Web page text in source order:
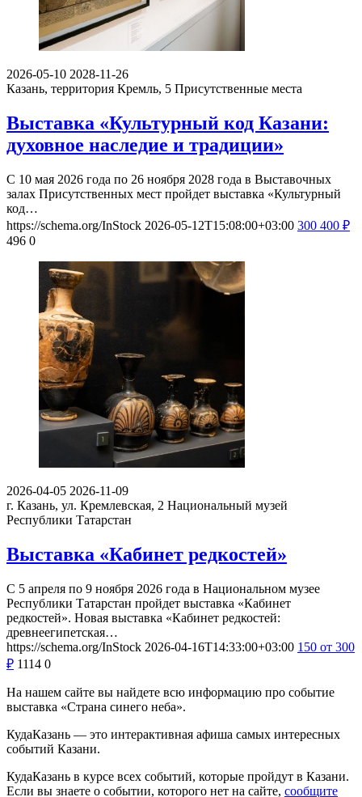
2026-05-10 2028-11-26
Казань, территория Кремль, 5 Присутственные места
Выставка «Культурный код Казани:
духовное наследие и традиции»
С 10 мая 2026 года по 26 ноября 2028 года в Выставочных
залах Присутственных мест пройдет выставка «Культурный
код…
https://schema.org/InStock 2026-05-12T15:08:00+03:00 300 400 ₽
496 0
2026-04-05 2026-11-09
г. Казань, ул. Кремлевская, 2 Национальный музей
Республики Татарстан
Выставка «Кабинет редкостей»
С 5 апреля по 9 ноября 2026 года в Национальном музее
Республики Татарстан пройдет выставка «Кабинет
редкостей». Новая выставка «Кабинет редкостей:
древнеегипетская…
https://schema.org/InStock 2026-04-16T14:33:00+03:00 150 от 300
₽ 1114 0
На нашем сайте вы найдете всю информацию про событие
выставка «Страна синего неба».
КудаКазань — это интерактивная афиша самых интересных
событий Казани.
КудаКазань в курсе всех событий, которые пройдут в Казани.
Если вы знаете о событии, которого нет на сайте, сообщите